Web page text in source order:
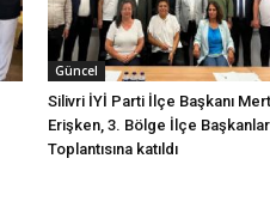
Güncel
Silivri İYİ Parti İlçe Başkanı Mert
Erişken, 3. Bölge İlçe
Toplantısına katıldı